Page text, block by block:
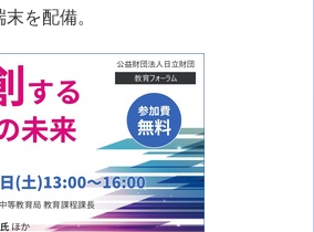
を配備。